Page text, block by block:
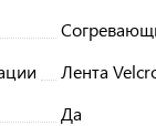
Лента
Да